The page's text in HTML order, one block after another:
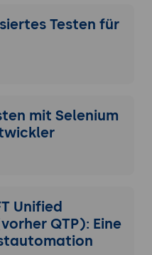
Testen für
mit Selenium
Unified
QTP): Eine